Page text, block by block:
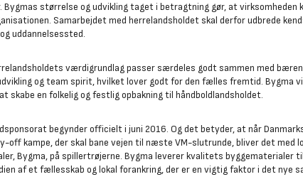
Bygmas størrelse og udvikling taget i betragtning gør, at
Samarbejdet med herrelandsholdet skal derfor udbrede
uddannelsessted.
værdigrundlag passer særdeles godt sammen med
og team spirit, hvilket lover godt for den fælles fremtid. Bygma
skabe en folkelig og festlig opbakning til håndboldlandsholdet.
begynder officielt i juni 2016. Og det betyder, at når
off kampe, der skal bane vejen til næste VM-slutrunde, bliver det
Bygma, på spillertrøjerne. Bygma leverer kvalitets byggematerialer
af et fællesskab og lokal forankring, der er en vigtig faktor i det nye